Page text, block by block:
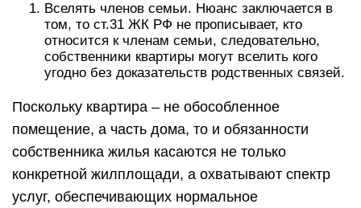
Вселять членов семьи. Нюанс заключается в
том, то ст.31 ЖК РФ не прописывает, кто
относится к членам семьи, следовательно,
собственники квартиры могут вселить кого
угодно без доказательств родственных связей.
Поскольку квартира – не обособленное
помещение, а часть дома, то и обязанности
собственника жилья касаются не только
конкретной жилплощади, а охватывают спектр
услуг, обеспечивающих нормальное